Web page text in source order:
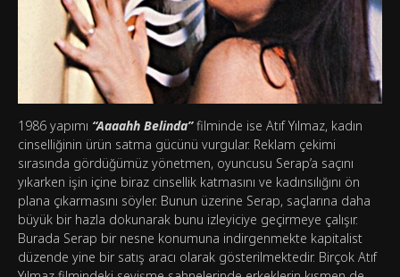
1986 yapımı “Aaaahh Belinda”filminde ise Atıf Yılmaz, kadın
cinselliğinin ürün satma gücünü vurgular. Reklam çekimi
sırasında gördüğümüz yönetmen, oyuncusu Serap’a saçını
yıkarken işin içine biraz cinsellik katmasını ve kadınsılığını ön
plana çıkarmasını söyler. Bunun üzerine Serap, saçlarına daha
büyük bir hazla dokunarak bunu izleyiciye geçirmeye çalışır.
Burada Serap bir nesne konumuna indirgenmekte kapitalist
düzende yine bir satış aracı olarak gösterilmektedir. Birçok Atıf